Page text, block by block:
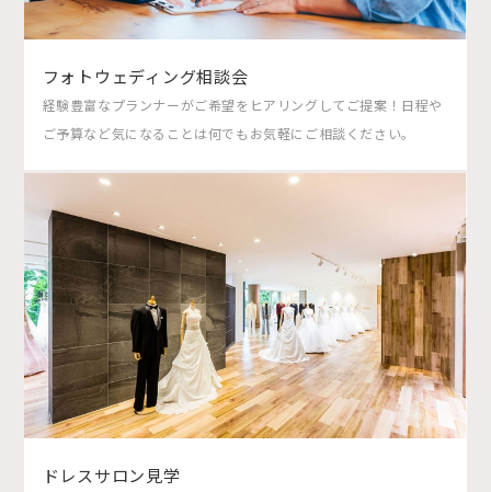
フォトウェディング相談会
経験豊富なプランナーがご希望をヒアリングしてご提案！日程や
ご予算など気になることは何でもお気軽にご相談ください。
ドレスサロン見学